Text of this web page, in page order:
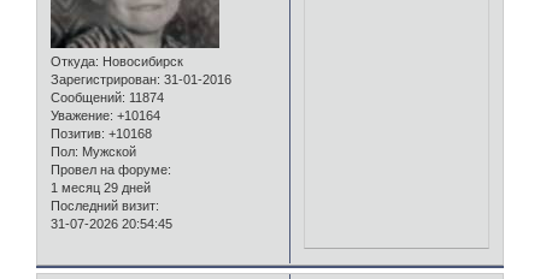
Откуда: Новосибирск
Зарегистрирован: 31-01-2016
Сообщений: 11874
Уважение: +10164
Позитив: +10168
Пол: Мужской
Провел на форуме:
1 месяц 29 дней
Последний визит:
31-07-2026 20:54:45